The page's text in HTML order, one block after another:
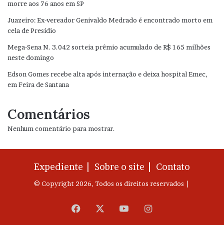
morre aos 76 anos em SP
Juazeiro: Ex-vereador Genivaldo Medrado é encontrado morto em
cela de Presídio
Mega-Sena N. 3.042 sorteia prêmio acumulado de R$ 165 milhões
neste domingo
Edson Gomes recebe alta após internação e deixa hospital Emec,
em Feira de Santana
Comentários
Nenhum comentário para mostrar.
Expediente | Sobre o site | Contato
© Copyright 2026, Todos os direitos reservados |
Facebook YouTubeInstagram